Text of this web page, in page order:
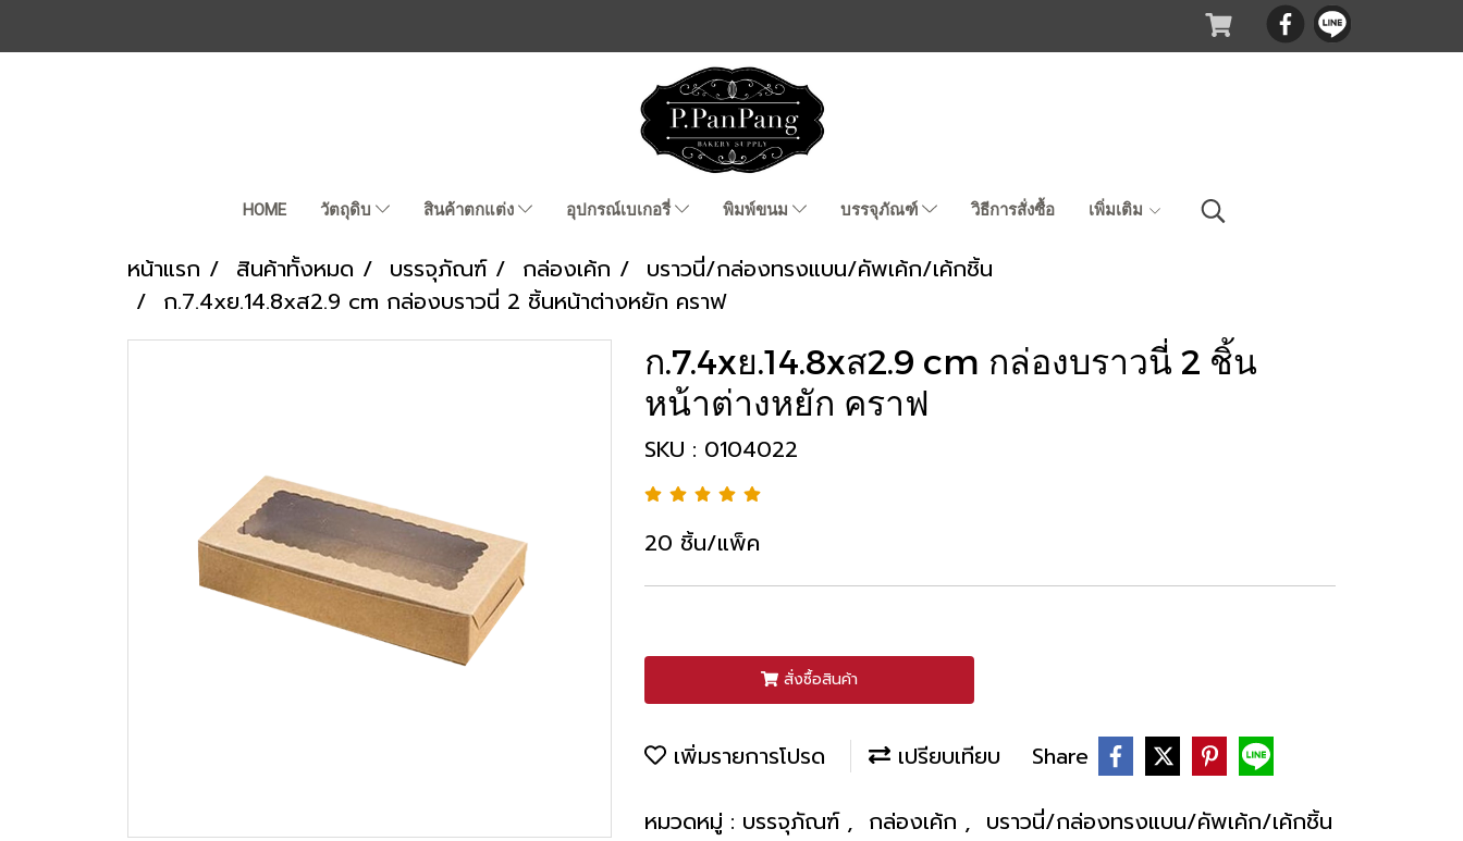
HOME วัตถุดิบ สินค้าตกแต่ง อุปกรณ์เบเกอรี่ พิมพ์ขนม บรรจุภัณฑ์ วิธีการสั่งซื้อ เพิ่มเติม
หน้าแรก สินค้าทั้งหมด บรรจุภัณฑ์ กล่องเค้ก
บราวนี่/กล่องทรงแบน/คัพเค้ก/เค้กชิ้น
ก.7.4xย.14.8xส2.9 cm กล่องบราวนี่ 2 ชิ้นหน้าต่างหยัก คราฟ
ก.7.4xย.14.8xส2.9 cm กล่องบราวนี่ 2 ชิ้น
หน้าต่างหยัก คราฟ
SKU : 0104022
20 ชิ้น/แพ็ค
สั่งซื้อสินค้า
เพิ่มรายการโปรด เปรียบเทียบ Share
หมวดหมู่ : บรรจุภัณฑ์ , กล่องเค้ก , บราวนี่/กล่องทรงแบน/คัพเค้ก/เค้กชิ้น